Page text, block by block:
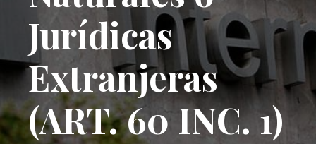
Jurídicas
Extranjeras
(ART. 60 INC. 1)